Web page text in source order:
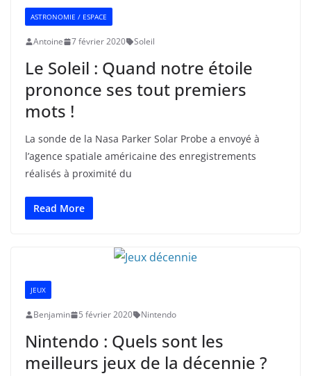
ASTRONOMIE / ESPACE
Antoine 7 février 2020 Soleil
Le Soleil : Quand notre étoile
prononce ses tout premiers
mots !
La sonde de la Nasa Parker Solar Probe a envoyé à
l’agence spatiale américaine des enregistrements
réalisés à proximité du
Read More
JEUX
Benjamin 5 février 2020 Nintendo
Nintendo : Quels sont les
meilleurs jeux de la décennie ?